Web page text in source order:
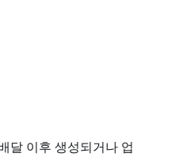
달 이후 생성되거나 업